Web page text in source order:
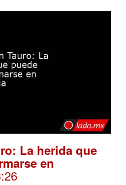
La herida que
en